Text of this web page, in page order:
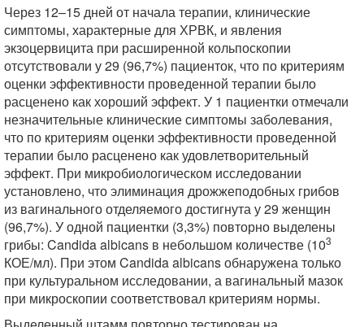
Через 12–15 дней от начала терапии, клинические
симптомы, характерные для ХРВК, и явления
экзоцервицита при расширенной кольпоскопии
отсутствовали у 29 (96,7%) пациенток, что по критериям
оценки эффективности проведенной терапии было
расценено как хороший эффект. У 1 пациентки отмечали
незначительные клинические симптомы заболевания,
что по критериям оценки эффективности проведенной
терапии было расценено как удовлетворительный
эффект. При микробиологическом исследовании
установлено, что элиминация дрожжеподобных грибов
из вагинального отделяемого достигнута у 29 женщин
(96,7%). У одной пациентки (3,3%) повторно выделены
грибы: Candida albicans в небольшом количестве (103
КОЕ/мл). При этом Candida albicans обнаружена только
при культуральном исследовании, а вагинальный мазок
при микроскопии соответствовал критериям нормы.